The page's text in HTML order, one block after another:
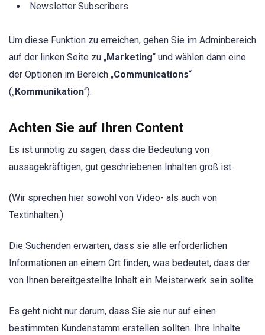
Newsletter Subscribers
Um diese Funktion zu erreichen, gehen Sie im Adminbereich
auf der linken Seite zu „Marketing“ und wählen dann eine
der Optionen im Bereich „Communications“
(„Kommunikation“).
Achten Sie auf Ihren Content
Es ist unnötig zu sagen, dass die Bedeutung von
aussagekräftigen, gut geschriebenen Inhalten groß ist.
(Wir sprechen hier sowohl von Video- als auch von
Textinhalten.)
Die Suchenden erwarten, dass sie alle erforderlichen
Informationen an einem Ort finden, was bedeutet, dass der
von Ihnen bereitgestellte Inhalt ein Meisterwerk sein sollte.
Es geht nicht nur darum, dass Sie sie nur auf einen
bestimmten Kundenstamm erstellen sollten. Ihre Inhalte